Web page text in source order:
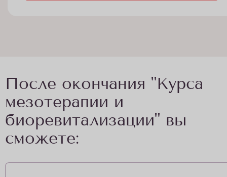
После окончания "Курса
мезотерапии и
биоревитализации" вы
сможете: